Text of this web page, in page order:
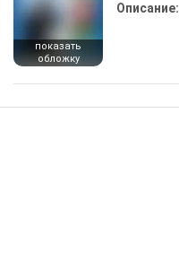
показать
обложку
Описание: